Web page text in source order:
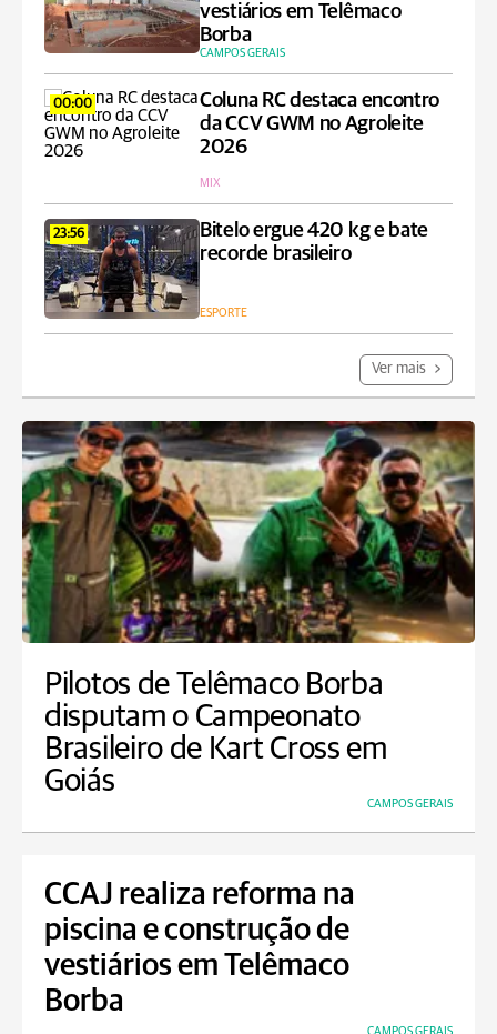
vestiários em Telêmaco
Borba
CAMPOS GERAIS
00:00
Coluna RC destaca encontro
da CCV GWM no Agroleite
2026
MIX
23:56
Bitelo ergue 420 kg e bate
recorde brasileiro
ESPORTE
Ver mais
Pilotos de Telêmaco Borba
disputam o Campeonato
Brasileiro de Kart Cross em
Goiás
CAMPOS GERAIS
CCAJ realiza reforma na
piscina e construção de
vestiários em Telêmaco
Borba
CAMPOS GERAIS